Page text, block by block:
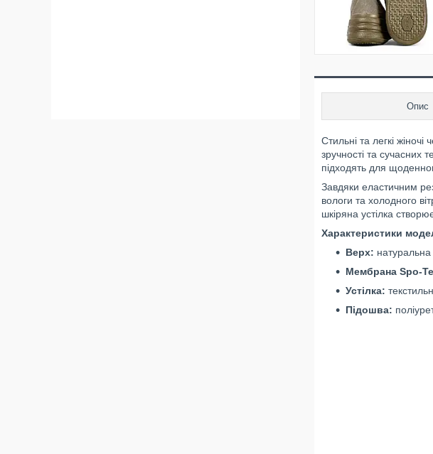
Опис
Стильні та легкі
зручності та сучасних
підходять для
Завдяки еластичним
вологи та холодного
шкіряна устілка
Характеристики
Верх:
Мембрана Spo-
Устілка:
Підошва: